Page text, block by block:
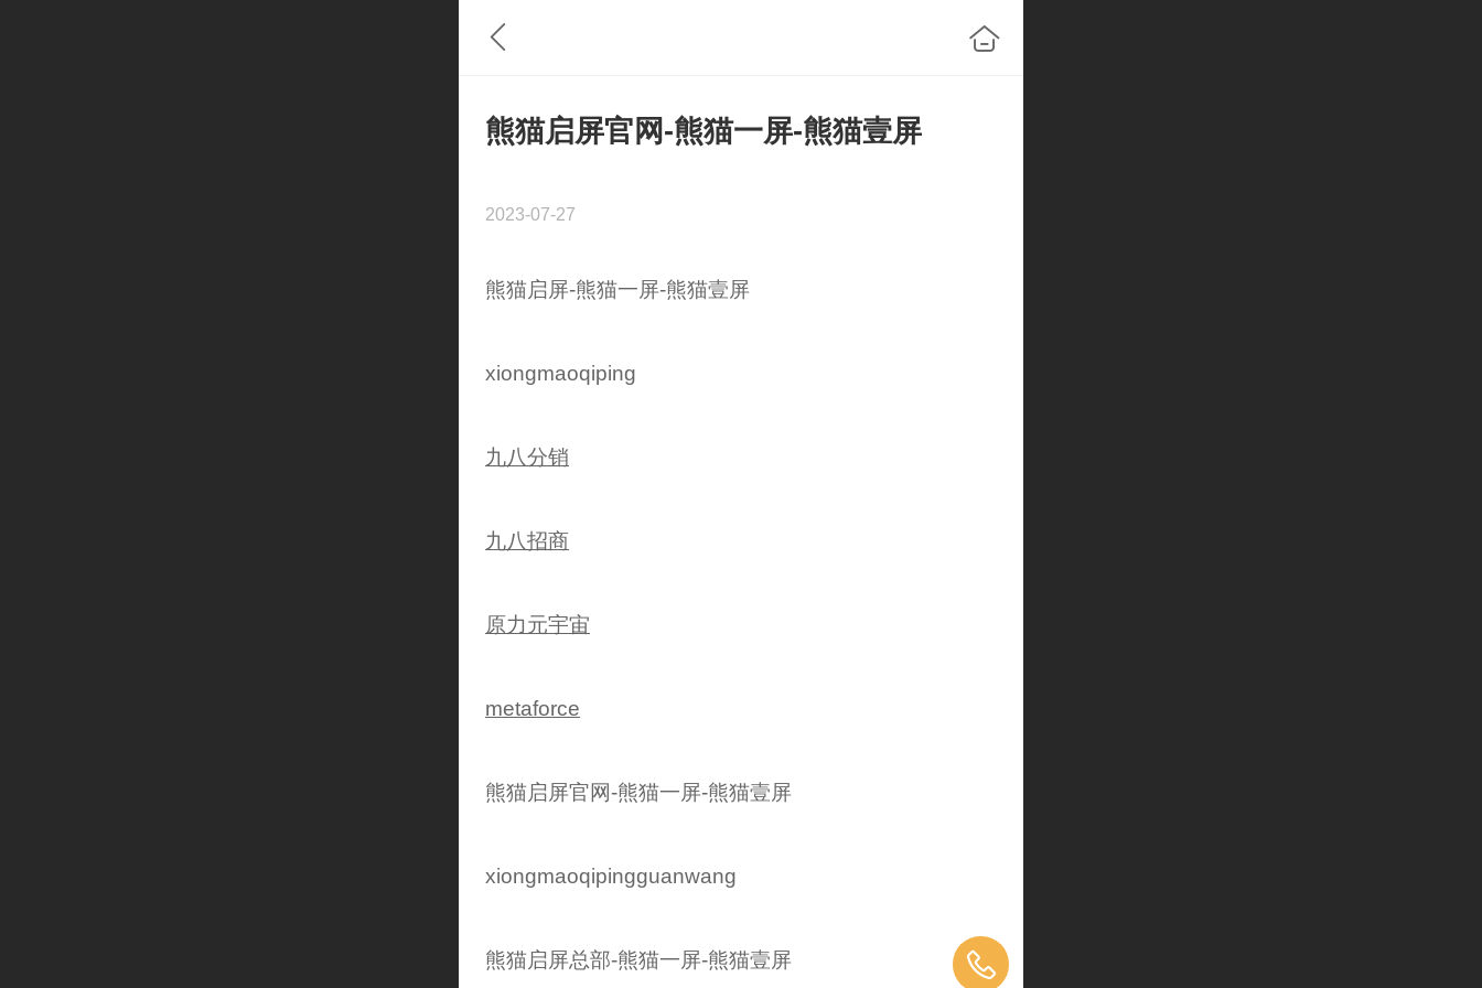
熊猫启屏官网-熊猫一屏-熊猫壹屏
2023-07-27
熊猫启屏-熊猫一屏-熊猫壹屏
xiongmaoqiping
九八分销
九八招商
原力元宇宙
metaforce
熊猫启屏官网-熊猫一屏-熊猫壹屏
xiongmaoqipingguanwang
熊猫启屏总部-熊猫一屏-熊猫壹屏